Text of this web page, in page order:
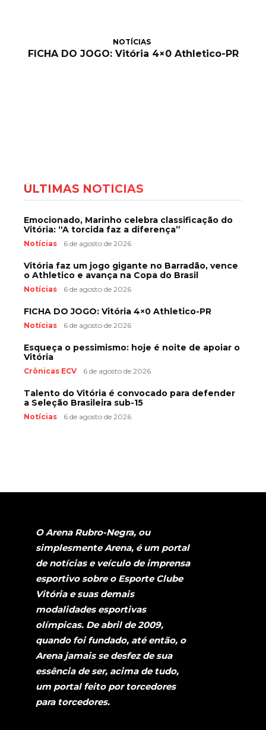
NOTÍCIAS
FICHA DO JOGO: Vitória 4×0 Athletico-PR
ÚLTIMAS NOTÍCIAS
Emocionado, Marinho celebra classificação do
Vitória: “A torcida faz a diferença”
Notícias 6 de agosto de 2026
Vitória faz um jogo gigante no Barradão, vence
o Athletico e avança na Copa do Brasil
Notícias 6 de agosto de 2026
FICHA DO JOGO: Vitória 4×0 Athletico-PR
Notícias 6 de agosto de 2026
Esqueça o pessimismo: hoje é noite de apoiar o
Vitória
Crônicas ECV 6 de agosto de 2026
Talento do Vitória é convocado para defender
a Seleção Brasileira sub-15
Notícias 6 de agosto de 2026
O Arena Rubro-Negra, ou
simplesmente Arena, é um portal
de notícias e veículo de imprensa
esportivo sobre o Esporte Clube
Vitória e suas demais
modalidades esportivas
olímpicas. De abril de 2009,
quando foi fundado, até então, o
Arena jamais se desfez de sua
essência de ser, acima de tudo,
um portal feito por torcedores
para torcedores.